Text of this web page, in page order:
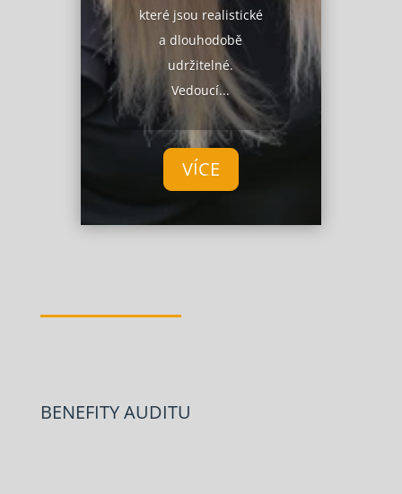
které jsou realistické
a dlouhodobě
udržitelné.
Vedoucí...
VÍCE
BENEFITY AUDITU